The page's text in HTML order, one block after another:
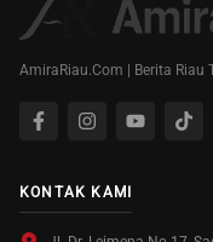
AmiraRiau.Com | Berita Riau
KONTAK KAMI